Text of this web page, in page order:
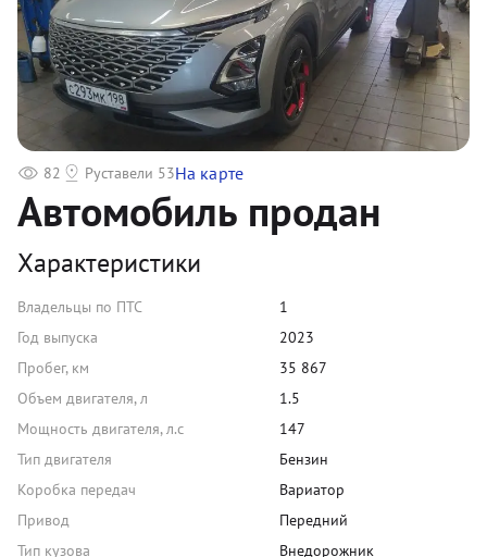
Автомобиль продан
Характеристики
Владельцы по ПТС
1
Год выпуска
2023
Пробег, км
35 867
Объем двигателя, л
1.5
Мощность двигателя, л.с
147
Тип двигателя
Бензин
Коробка передач
Вариатор
Привод
Передний
Тип кузова
Внедорожник
82 Руставели 53На карте